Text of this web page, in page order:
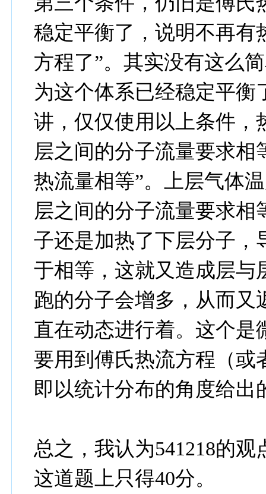
稳定平衡了，说明不再有
方程了”。其实没有这么
为这个体系已经稳定平衡
讲，仅仅使用以上条件，
层之间的分子流量要求相
热流量相等”。上层气体
层之间的分子流量要求
子还是加热了下层分子，
于相等，这就又造成层与
跑的分子会增多，从而又
直在动态进行着。这个是
要用到傅氏热流方程（或
即以统计分布的角度给出
总之，我认为541218的
这道题上只得40分。